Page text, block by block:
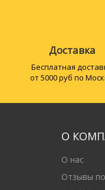
Доставка
Бесплатная
от 5000 руб по
О
О нас
Отзывы